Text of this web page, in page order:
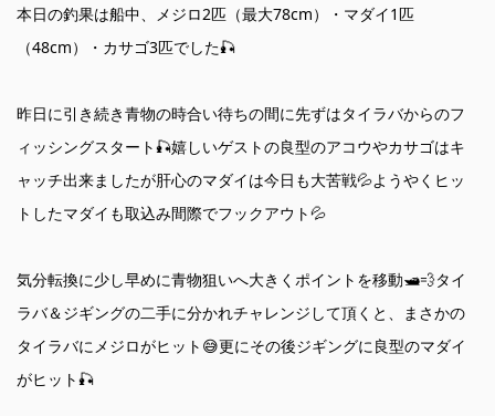
本日の釣果は船中、メジロ2匹（最大78cm）・マダイ1匹
（48cm）・カサゴ3匹でした🎣
昨日に引き続き青物の時合い待ちの間に先ずはタイラバからのフ
ィッシングスタート🎣嬉しいゲストの良型のアコウやカサゴはキ
ャッチ出来ましたが肝心のマダイは今日も大苦戦💦ようやくヒッ
トしたマダイも取込み間際でフックアウト💦
気分転換に少し早めに青物狙いへ大きくポイントを移動🛥️💨タイ
ラバ＆ジギングの二手に分かれチャレンジして頂くと、まさかの
タイラバにメジロがヒット😅更にその後ジギングに良型のマダイ
がヒット🎣